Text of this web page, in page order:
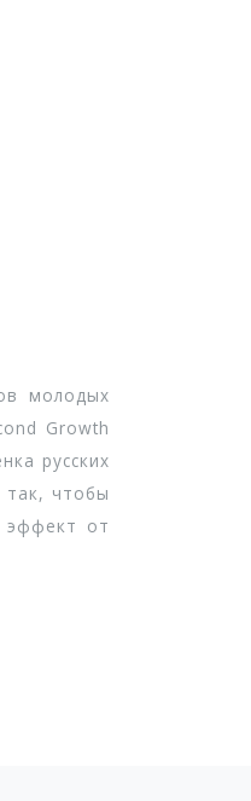
молодых
Growth
русских
чтобы
эффект от